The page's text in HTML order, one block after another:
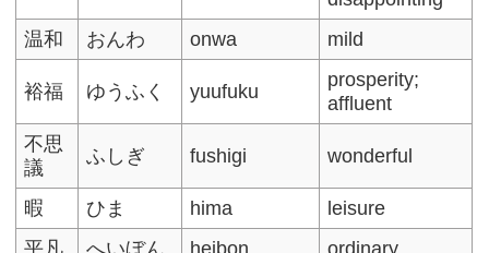
温和
おんわ onwa mild
裕福 ゆうふく yuufuku
prosperity;
affluent
不思
議
ふしぎ fushigi wonderful
暇 ひま hima
leisure